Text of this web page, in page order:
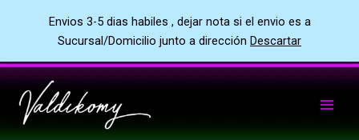
Envios 3-5 dias habiles , dejar nota si el envio es a
Sucursal/Domicilio junto a dirección Descartar
al
contenido